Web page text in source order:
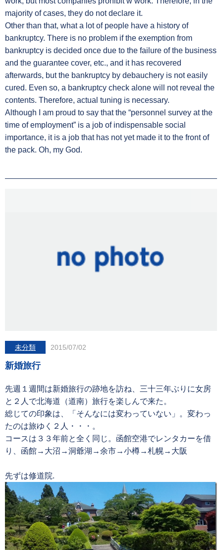
majority of cases, they do not declare it.
Other than that, what a lot of people have a history of
bankruptcy. There is no problem if the exemption from
bankruptcy is decided once due to the failure of the business
and the guarantee cover, etc., and it has recovered
afterwards, but the bankruptcy by debauchery is not easily
cured. Even so, a bankruptcy check alone will not reveal the
contents. Therefore, actual tuning is necessary.
Although I am proud to say that the “personnel survey at the
time of employment” is a job of indispensable social
importance, it is a job that has not yet made it to the front of
the pack. Oh, my God.
未分類 2015/07/02
新婚旅行
先週１週間は新婚旅行の跡地を訪ね、三十三年ぶりに女房
と２人で北海道（道南）旅行を楽しんで来た。
総じての印象は、「そんなには変わっていない」。変わっ
たのは旅ゆく２人・・・。
コースは３３年前と全く同じ。函館空港でレンタカーを借
り、函館→大沼→洞爺湖→余市→小樽→札幌→大阪
先ずは修道院.